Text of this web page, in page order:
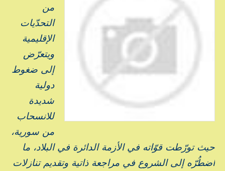
من
التحدّيات
الإقليمية
ويتعرّض
إلى ضغوط
دولية
شديدة
للانسحاب
من سورية،
حيث تورّطت قوّاته في الأزمة الدائرة في البلاد، ما
اضطُرّه إلى الشروع في مراجعة ذاتية وتقديم تنازلات